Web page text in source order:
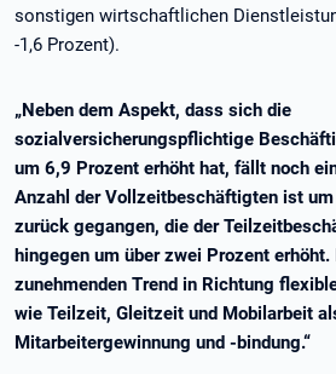
sonstigen wirtschaftlichen
-1,6 Prozent).
„Neben dem Aspekt, dass sich die
sozialversicherungspflichtige
um 6,9 Prozent erhöht hat, fällt noch
Anzahl der Vollzeitbeschäftigten ist
zurück gegangen, die der
hingegen um über zwei Prozent
zunehmenden Trend in Richtung
wie Teilzeit, Gleitzeit und Mobilarbeit
Mitarbeitergewinnung und -bindung.“